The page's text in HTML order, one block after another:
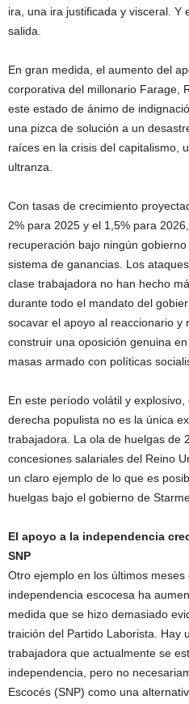
ira, una ira justificada y visceral. Y
salida.
En gran medida, el aumento del
corporativa del millonario Farage,
este estado de ánimo de
una pizca de solución a un
raíces en la crisis del capitalismo,
ultranza.
Con tasas de crecimiento
2% para 2025 y el 1,5% para
recuperación bajo ningún
sistema de ganancias. Los
clase trabajadora no han hecho
durante todo el mandato del
socavar el apoyo al reaccionario y
construir una oposición genuina
masas armado con políticas
En este período volátil y
derecha populista no es la única
trabajadora. La ola de huelgas de
concesiones salariales del Reino
un claro ejemplo de lo que es
huelgas bajo el gobierno de
El apoyo a la independencia
SNP
Otro ejemplo en los últimos
independencia escocesa ha
medida que se hizo demasiado
traición del Partido Laborista. Hay
trabajadora que actualmente se
independencia, pero no
Escocés (SNP) como una